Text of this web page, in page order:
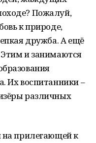
Пожалуй,
к природе,
дружба. А ещё
и занимаются
Их воспитанники –
различных
на прилегающей к